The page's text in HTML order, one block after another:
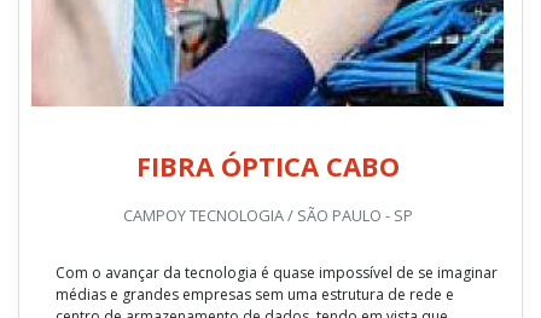
FIBRA ÓPTICA CABO
CAMPOY TECNOLOGIA / SÃO PAULO - SP
Com o avançar da tecnologia é quase impossível de se imaginar
médias e grandes empresas sem uma estrutura de rede e